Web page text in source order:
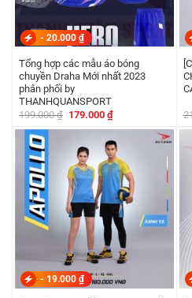
- 20.000 ₫
Tổng hợp các mẫu áo bóng
chuyền Draha Mới nhất 2023
phân phối by
THANHQUANSPORT
199.000₫ Giá
là:
199.000 ₫.
179.000 ₫Giá
hiện
tại
là:
179.000 ₫.
- 19.000 ₫